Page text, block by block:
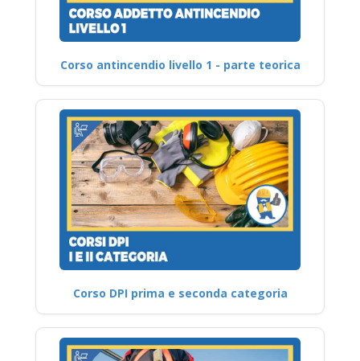
Corso antincendio livello 1 - parte teorica
Corso DPI prima e seconda categoria